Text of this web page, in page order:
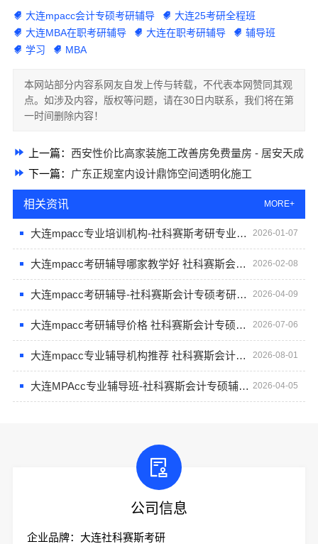
大连mpacc会计专硕考研辅导
大连25考研全程班
大连MBA在职考研辅导
大连在职考研辅导
辅导班
学习
MBA
本网站部分内容系网友自发上传与转载，不代表本网赞同其观
点。如涉及内容，版权等问题，请在30日内联系，我们将在第
一时间删除内容！
上一篇： 西安性价比高家装施工改善房免费量房 - 居安天成
下一篇： 广东正规室内设计鼎饰空间透明化施工
相关资讯 MORE+
大连mpacc专业培训机构-社科赛斯考研专业辅导机构 2026-01-07
大连mpacc考研辅导哪家教学好 社科赛斯会计专硕考研助你冲击目标名校 2026-02-08
大连mpacc考研辅导-社科赛斯会计专硕考研全程规划 2026-04-09
大连mpacc考研辅导价格 社科赛斯会计专硕考研专注考研18年 2026-07-06
大连mpacc专业辅导机构推荐 社科赛斯会计专硕考研全程规划 2026-08-01
大连MPAcc专业辅导班-社科赛斯会计专硕辅导班重难点精准锁定 2026-04-05
公司信息
企业品牌：大连社科赛斯考研